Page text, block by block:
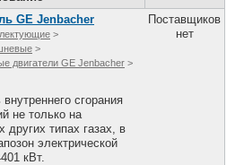
Галерея флота
Форум
Отзывы
GE Jenbacher
>
>
двигатели GE Jenbacher >
сгорания
не только на
других типах газах, в
электрической
кВт.
Поставщиков
нет